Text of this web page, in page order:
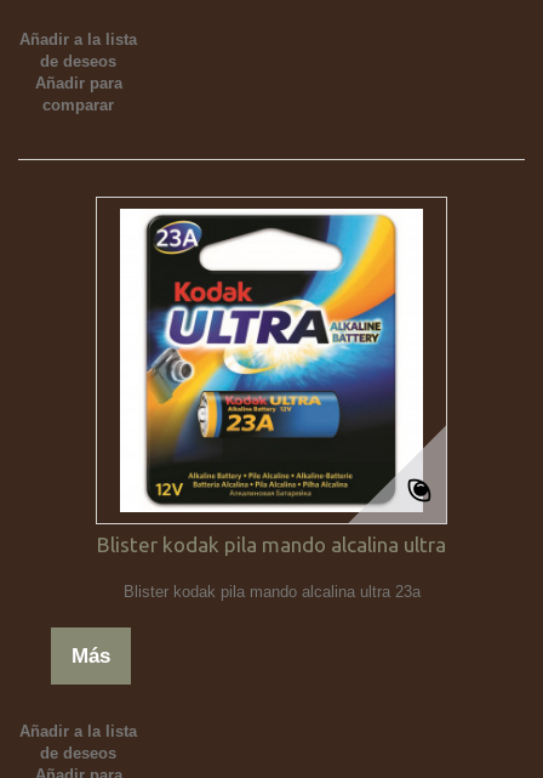
Añadir a la lista
de deseos
Añadir para
comparar
Blister kodak pila mando alcalina ultra
Blister kodak pila mando alcalina ultra 23a
Más
Añadir a la lista
de deseos